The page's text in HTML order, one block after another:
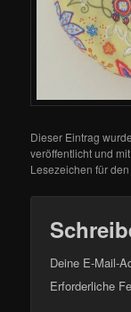
Dieser Eintrag
veröffentlicht und
Lesezeichen für den
Deine E-Mail-
Erforderliche